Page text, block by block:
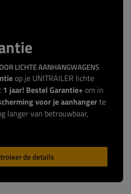
LICHTE AANHANGWAGENS
op je UNITRAILER lichte
1 jaar! Bestel Garantie+ om in
voor je aanhangerte
langer van betrouwbaar,
de details